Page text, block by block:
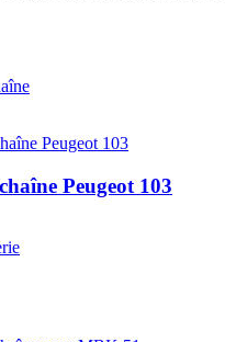
Peugeot 103